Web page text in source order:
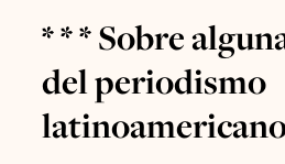
* * *Sobre
del periodismo